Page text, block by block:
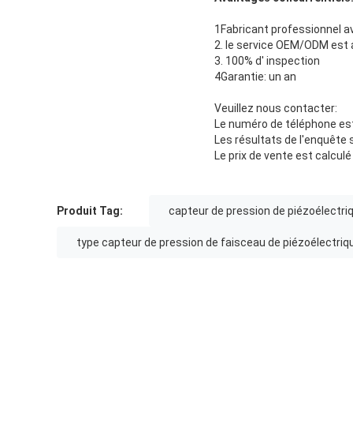
1Fabricant professionnel
2. le service OEM/ODM
3. 100% d' inspection
4Garantie: un an
Veuillez nous contacter:
Le numéro de téléphone
Les résultats de l'enquête
Le prix de vente est
Produit Tag: capteur de pression de
type capteur de pression de faisceau de